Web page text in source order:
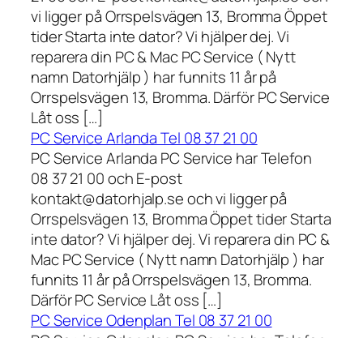
vi ligger på Orrspelsvägen 13, Bromma Öppet
tider Starta inte dator? Vi hjälper dej. Vi
reparera din PC & Mac PC Service ( Nytt
namn Datorhjälp ) har funnits 11 år på
Orrspelsvägen 13, Bromma. Därför PC Service
Låt oss […]
PC Service Arlanda Tel 08 37 21 00
PC Service Arlanda PC Service har Telefon
08 37 21 00 och E-post
kontakt@datorhjalp.se och vi ligger på
Orrspelsvägen 13, Bromma Öppet tider Starta
inte dator? Vi hjälper dej. Vi reparera din PC &
Mac PC Service ( Nytt namn Datorhjälp ) har
funnits 11 år på Orrspelsvägen 13, Bromma.
Därför PC Service Låt oss […]
PC Service Odenplan Tel 08 37 21 00